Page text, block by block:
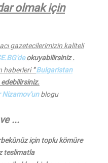
olmak için
gazetecilerimizin kaliteli
okuyabilirsiniz .
haberleri"Bulgaristan
Nizamov'unblogu
...
için toplu kömüre
teslimatla